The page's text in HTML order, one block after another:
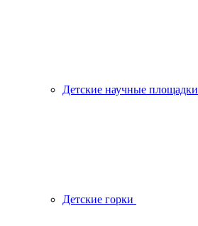
Детские научные площадки
Детские горки